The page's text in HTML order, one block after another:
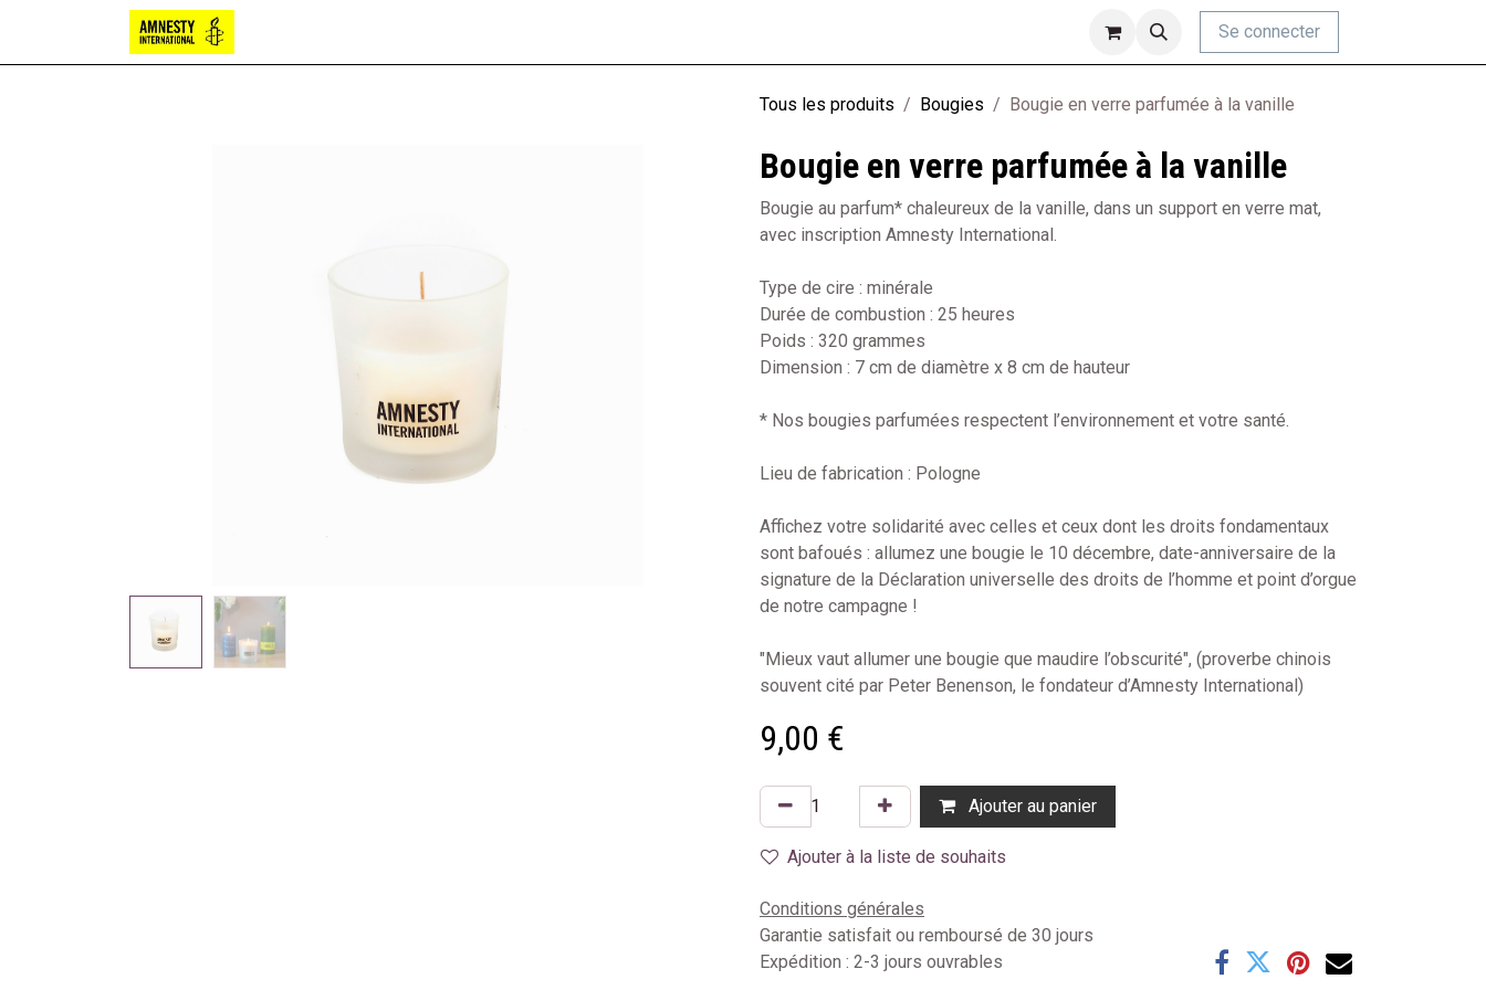
Se connecter
Tous les produits Bougies Bougie en verre parfumée à la vanille
Bougie en verre parfumée à la vanille
Bougie au parfum* chaleureux de la vanille, dans un support en verre mat,
avec inscription Amnesty International.
Type de cire : minérale
Durée de combustion : 25 heures
Poids : 320 grammes
Dimension : 7 cm de diamètre x 8 cm de hauteur
* Nos bougies parfumées respectent l’environnement et votre santé.
Lieu de fabrication : Pologne
Affichez votre solidarité avec celles et ceux dont les droits fondamentaux
sont bafoués : allumez une bougie le 10 décembre, date-anniversaire de la
signature de la Déclaration universelle des droits de l’homme et point d’orgue
de notre campagne !
"Mieux vaut allumer une bougie que maudire l’obscurité", (proverbe chinois
souvent cité par Peter Benenson, le fondateur d’Amnesty International)
9,00 €
Ajouter au panier
Ajouter à la liste de souhaits
Conditions générales
Garantie satisfait ou remboursé de 30 jours
Expédition : 2-3 jours ouvrables